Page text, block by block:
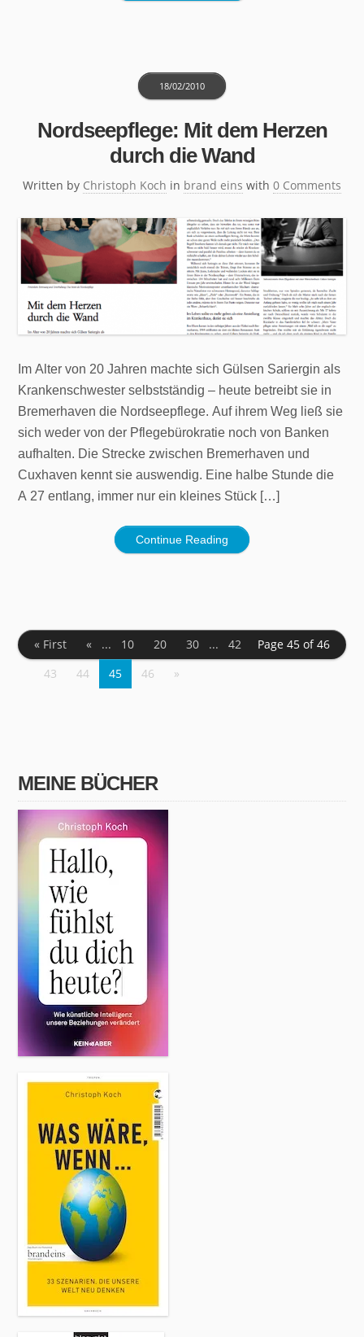
Nordseepflege: Mit dem Herzen
durch die Wand
Written by Christoph Koch
18/02/2010
in brand eins with 0 Comments
Im Alter von 20 Jahren machte sich Gülsen Sariergin als
Krankenschwester selbstständig – heute betreibt sie in
Bremerhaven die Nordseepflege. Auf ihrem Weg ließ sie
sich weder von der Pflegebürokratie noch von Banken
aufhalten. Die Strecke zwischen Bremerhaven und
Cuxhaven kennt sie auswendig. Eine halbe Stunde die
A 27 entlang, immer nur ein kleines Stück […]
Continue Reading
Page 45 of 46
« First « ... 10 20 30 ...
42
43
44 45 46 »
MEINE BÜCHER